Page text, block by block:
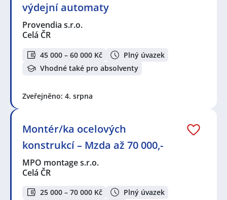
výdejní automaty
Provendia s.r.o.
Celá ČR
45 000 – 60 000 Kč
Plný úvazek
Vhodné také pro absolventy
Zveřejněno: 4. srpna
Montér/ka ocelových
konstrukcí – Mzda až 70 000,-
MPO montage s.r.o.
Celá ČR
25 000 – 70 000 Kč
Plný úvazek